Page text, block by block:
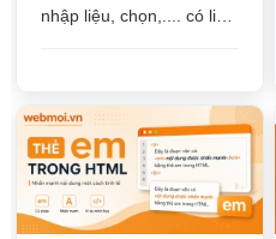
nhập liệu, chọn,.... có liên